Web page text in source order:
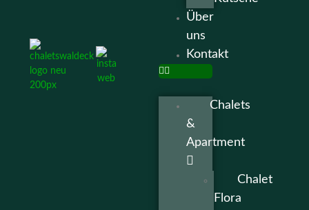
Über
uns
Kontakt
Chalets
&
Apartment
Chalet
Flora